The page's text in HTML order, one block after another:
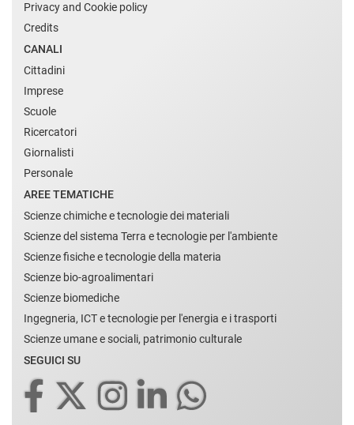
Privacy and Cookie policy
Credits
CANALI
Cittadini
Imprese
Scuole
Ricercatori
Giornalisti
Personale
AREE TEMATICHE
Scienze chimiche e tecnologie dei materiali
Scienze del sistema Terra e tecnologie per l'ambiente
Scienze fisiche e tecnologie della materia
Scienze bio-agroalimentari
Scienze biomediche
Ingegneria, ICT e tecnologie per l'energia e i trasporti
Scienze umane e sociali, patrimonio culturale
SEGUICI SU